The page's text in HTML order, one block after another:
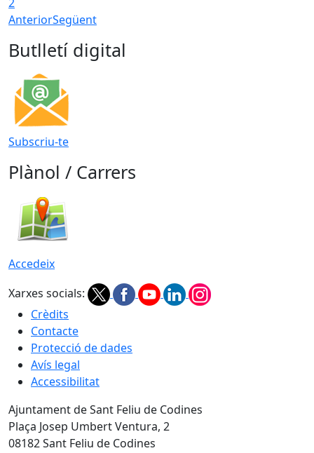
AnteriorSegüent
Butlletí digital
Subscriu-te
Plànol / Carrers
Accedeix
Xarxes socials:
Crèdits
Contacte
Protecció de dades
Avís legal
Accessibilitat
Ajuntament de Sant Feliu de Codines
Plaça Josep Umbert Ventura, 2
08182 Sant Feliu de Codines